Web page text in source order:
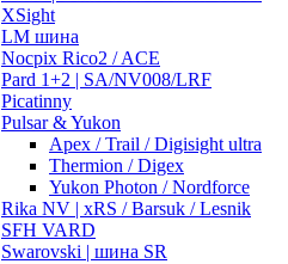
XSight
LM шина
Nocpix Rico2 / ACE
Pard 1+2 | SA/NV008/LRF
Picatinny
Pulsar & Yukon
Apex / Trail / Digisight ultra
Thermion / Digex
Yukon Photon / Nordforce
Rika NV | xRS / Barsuk / Lesnik
SFH VARD
Swarovski | шина SR